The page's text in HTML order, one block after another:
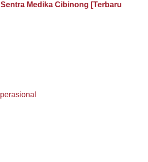
Medika Cibinong [Terbaru